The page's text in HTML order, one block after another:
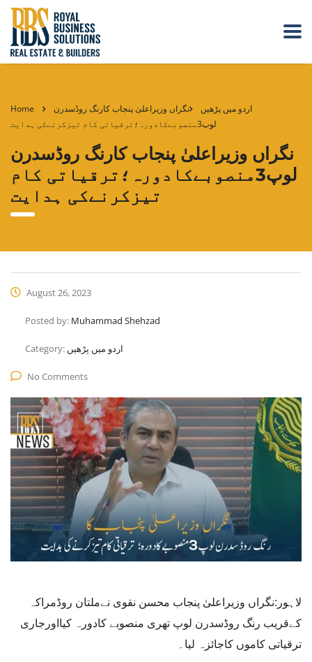
Home اردو میں پڑھیں
نگراں وزیراعلیٰ پنجاب کارنگ روڈسدرن
لوپ3منصوبےکادورہ؛ترقیاتی کام تیزکرنےکی ہدایت
نگراں وزیراعلیٰ پنجاب کارنگ روڈسدرن
لوپ3منصوبےکادورہ؛ترقیاتی کام
تیزکرنےکی ہدایت
August 26, 2023
Posted by: Muhammad Shehzad
Category: اردو میں پڑھیں
No Comments
لاہور:نگراں وزیراعلیٰ پنجاب محسن نقوی نےملتان روڈمراکہ
کےقریب رنگ روڈسدرن لوپ تھری منصوبے کادورہ کیااورجاری
ترقیاتی کاموں کاجائزہ لیا۔